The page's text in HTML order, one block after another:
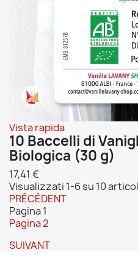
Vista rapida
10 Baccelli di
Biologica (30 g)
17,41 €
Visualizzati 1-6 su 10
PRÉCÉDENT
Pagina1
Pagina2
SUIVANT